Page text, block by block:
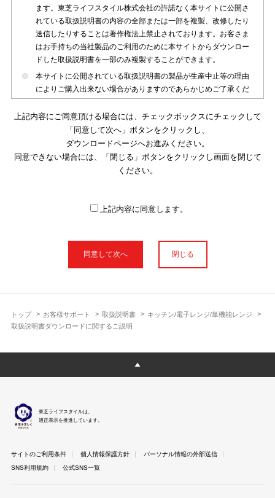
トップ お客様サポート 取扱説明書
キッチン/電子レンジ/単機能レンジ
取扱説明書ダウンロードに関するご説明
ます。東芝ライフスタイル株式会社の許諾なく本サイトに公開さ
れている取扱説明書の内容の全部または一部を複製、改修したり
送信したりすることは著作権法上禁止されております。お客さま
はお手持ちの当社製品のご利用のために本サイトからダウンロー
ドした取扱説明書を一部のみ複製することができます。
本サイトに公開されている取扱説明書の製品が生産中止等の理由
によりご購入出来ない場合がありますのであらかじめご了承くだ
本サイトに公開されている取扱説明書は、製品が発売された時点
のものを掲載しております。従いまして本サイトに掲載されてい
る取扱説明書の記載内容とお客さまがお持ちの製品の仕様がその
後のマイナーチェンジ等で変更になる場合がございます。本サイ
トに公開されている取扱説明書の内容とお手持ちの製品の仕様に
使用上のご注意や安全上のご注意、また測定基準や数値等は取扱
説明書が作成された時点での基準に応じた内容となっております
明書以外の印刷物が同梱されている場合がありますが、本サイト
ではそれらを全て公開しておりませんのであらかじめご了承くだ
本サイトのサービスは予告なく中止または内容を変更する場合が
ございますのであらかじめご了承ください。
さま以外からのお問い合わせにはお答えできない場合があります
のであらかじめご了承ください。
上記内容にご同意頂ける場合には、チェックボックスにチェックして
「同意して次へ」ボタンをクリックし、
ダウンロードページへお進みください。
同意できない場合には、「閉じる」ボタンをクリックし画面を閉じて
ください。
上記内容に同意します。
閉じる
東芝ライフスタイルは、
適正表示を推進しています。
サイトのご利用条件 個人情報保護方針
パーソナル情報の外部送信
SNS利用規約
公式SNS一覧